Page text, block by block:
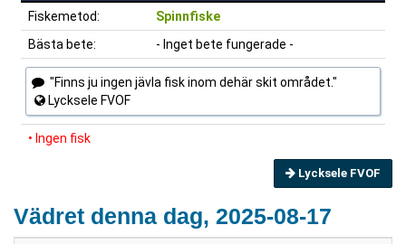
Fiskemetod:
Spinnfiske
Bästa bete:
- Inget bete fungerade -
"Finns ju ingen jävla fisk inom dehär skit området."
Lycksele FVOF
• Ingen fisk
Lycksele FVOF
Vädret denna dag, 2025-08-17